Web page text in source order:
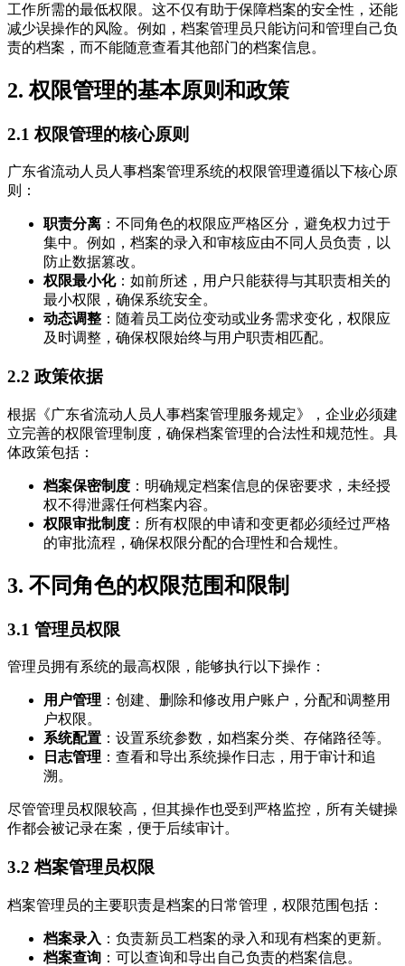
工作所需的最低权限。这不仅有助于保障档案的安全性，还能
减少误操作的风险。例如，档案管理员只能访问和管理自己负
责的档案，而不能随意查看其他部门的档案信息。
2. 权限管理的基本原则和政策
2.1 权限管理的核心原则
广东省流动人员人事档案管理系统的权限管理遵循以下核心原
则：
职责分离 ：不同角色的权限应严格区分，避免权力过于
集中。例如，档案的录入和审核应由不同人员负责，以
防止数据篡改。
权限最小化：如前所述，用户只能获得与其职责相关的
最小权限，确保系统安全。
动态调整 ：随着员工岗位变动或业务需求变化，权限应
及时调整，确保权限始终与用户职责相匹配。
2.2 政策依据
根据《广东省流动人员人事档案管理服务规定》，企业必须建
立完善的权限管理制度，确保档案管理的合法性和规范性。具
体政策包括：
档案保密制度 ：明确规定档案信息的保密要求，未经授
权不得泄露任何档案内容。
权限审批制度 ：所有权限的申请和变更都必须经过严格
的审批流程，确保权限分配的合理性和合规性。
3. 不同角色的权限范围和限制
3.1 管理员权限
管理员拥有系统的最高权限，能够执行以下操作：
用户管理 ：创建、删除和修改用户账户，分配和调整用
户权限。
系统配置 ：设置系统参数，如档案分类、存储路径等。
日志管理 ：查看和导出系统操作日志，用于审计和追
溯。
尽管管理员权限较高，但其操作也受到严格监控，所有关键操
作都会被记录在案，便于后续审计。
3.2 档案管理员权限
档案管理员的主要职责是档案的日常管理，权限范围包括：
档案录入 ：负责新员工档案的录入和现有档案的更新。
档案查询 ：可以查询和导出自己负责的档案信息。